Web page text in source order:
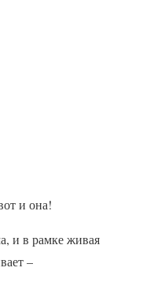
и она!
и в рамке живая
–